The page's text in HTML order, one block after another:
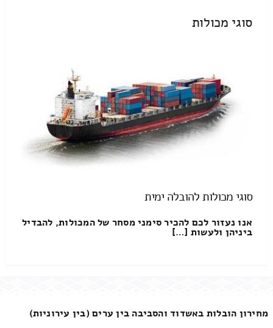
סוגי מכולות
סוגי מכולות להובלה ימית
אנו נעזור לכם להכיר סימני מסחר של המכולות, להבדיל
ביניהן ולעשות […]
מחירון הובלות באשדוד והסביבה בין ערים (בין עירוניות)